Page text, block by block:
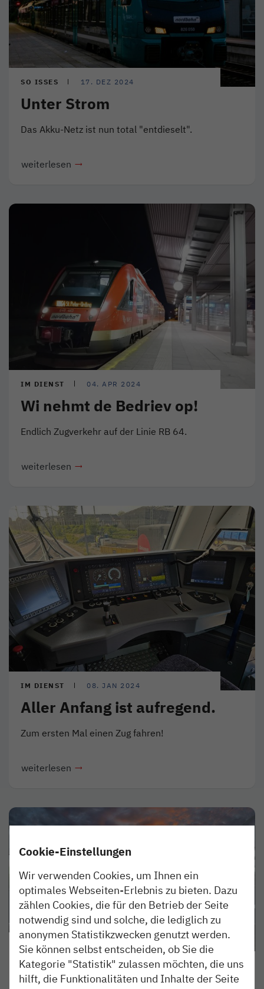
SO ISSES 17. DEZ 2024
Unter Strom
Das Akku-Netz ist nun total "entdieselt".
weiterlesen
IM DIENST 04. APR 2024
Wi nehmt de Bedriev op!
Endlich Zugverkehr auf der Linie RB 64.
weiterlesen
IM DIENST 08. JAN 2024
Aller Anfang ist aufregend.
Zum ersten Mal einen Zug fahren!
weiterlesen
ERLEBEN 20. NOV 2023
nordbahn lädt Mechatroniker
Cookie-Einstellungen
Wir verwenden Cookies, um Ihnen ein
optimales Webseiten-Erlebnis zu bieten. Dazu
zählen Cookies, die für den Betrieb der Seite
notwendig sind und solche, die lediglich zu
anonymen Statistikzwecken genutzt werden.
Sie können selbst entscheiden, ob Sie die
Kategorie "Statistik" zulassen möchten, die uns
hilft, die Funktionalitäten und Inhalte der Seite